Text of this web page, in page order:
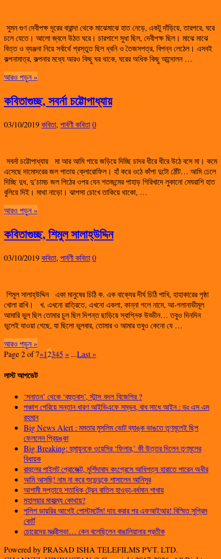
সুমন গুণ দেবীপক্ষ দূরের বারান্দা থেকে মাঝেমাঝে হাত নেড়ে, একটু দাঁড়িয়ে, তারপরে, ঘরে
চলে যেতে। আলো জ্বলে উঠত ঘরে। চারপাশে সুধা ছিল, দেবীপক্ষ ছিল। মাঝে মাঝে
বিত্ত ও ব্যঞ্জনা নিয়ে সর্বার্থে প্রস্তুত ছিল ধ্বনি ও তৈজসপত্র, বিপন্ন লেঠেল। এসবই
কল্পনামাত্র, কল্পনার মধ্যে আরও কিছু ঘর থাকে, ঘরের অধিক কিছু আন্দোলন …
আরও পড়ুন »
কবিতাগুচ্ছ, সবর্না চট্টোপাধ্যায়
03/10/2019কবিতা, পার্বণী কবিতা0
সবর্না চট্টোপাধ্যায় মা আর আমি গায়ে জড়িয়ে দিচ্ছি চাদর ধীরে ধীরে উঠে বসে মা। কমে
এসেছে দামোদরের জল পাতায় ক্লোরোফিল। হাঁ করে ওঠে কাঁপা দুটো ঠোঁট… আমি ঢেলে
দিচ্ছি দুধ, দু’চামচ জল পিঠের ওপর যেন শতজন্মের পাহাড় গিরিখাদে লুকানো মেঘরাশি হাত
বুলিয়ে দিই। মাথা নাড়ো। ঝাপসা চোখে তাকিয়ে থাকো, …
আরও পড়ুন »
কবিতাগুচ্ছ, শিমুল সালাহ্উদ্দিন
03/10/2019কবিতা, পার্বণী কবিতা0
শিমুল সালাহ্উদ্দিন একা মানুষের চিঠি ক. এক বাক্যের দীর্ঘ চিঠি পাখি, হাহাকারের পৃষ্ঠা
খোলা রাখি। খ. এখনো রাত্রিতে, এখনো একলা, কান্না গলে নামে, আ-গলানাভীমূল
আমারি ভুল ছিল তোমার চুল ছিল দিগন্ত ছাড়িয়ে স্বাপ্নিক উড্ডীন… তবুও দিনদিন
ভুলেই যাওয়া গেছে, যা ছিলো ভুলবার, তোমার ও আমার তবুও কেনো যে …
আরও পড়ুন »
Page 2 of 7«12345 » ...Last »
লাস্ট আপডেট
‘সনাতন’ থেকে ‘বহুতবাদ’, স্টান্স বদল বিজেপির ?
পঞ্চাশ পেরিয়ে সন্তান ধারণ আইভিএফে সম্ভব, বাধ সাধে আইন : ডঃ এস এম
রহমান
Big News Alert : মমতার মুসলিম ভোট ব্যাঙ্ক ভাঙতে তৃণমূলেই ছিপ
ফেললেন প্রিয়ঙ্কা
Big Breaking: হুমায়ুনকে ওয়েসির ‘ফিলার,’ কী উত্তর দিলেন তৃণমূলের
বিধায়ক
রাহুলের পাইলট প্রোজেক্ট, মুর্শিদাবাদ কংগ্রেসে আধিপত্য হারাতে পারেন অধীর
আমি আসছি! নাম না করে শুভেন্দুকে শাসালেন আনিসুর
আগামী সপ্তাহে শতাধিক ট্রেন বাতিল হাওড়া-বর্ধমান শাখায়
মহালয়ার মাহাত্ম্য কোথায়?
পুলিশ ডায়রির আগেই পোস্টমর্টেম! দাহ করার পর এফআইআর! বিস্মিত সুপ্রিম
কোর্ট
চোরেদের মন্ত্রীসভা… কেন বলেছিলেন বাঙালিয়ানার প্রতীক
Powered by PRASAD ISHA TELEFILMS PVT. LTD.